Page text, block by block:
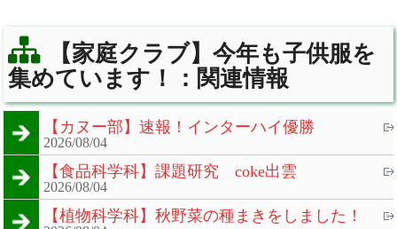
【家庭クラブ】今年も子供服を
集めています！：関連情報
【カヌー部】速報！インターハイ優勝
2026/08/04
【食品科学科】課題研究 coke出雲
2026/08/04
【植物科学科】秋野菜の種まきをしました！